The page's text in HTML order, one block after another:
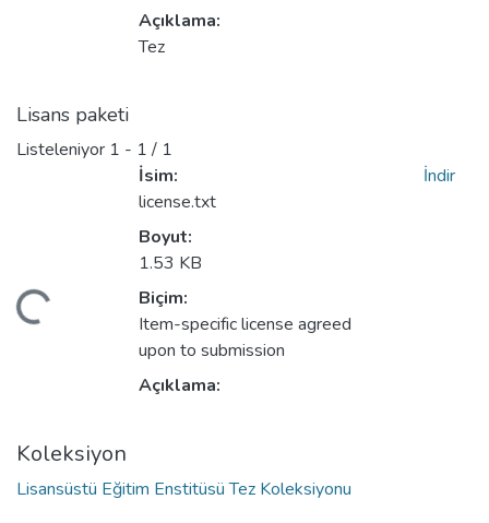
Açıklama:
Tez
Lisans paketi
Listeleniyor 1 - 1 / 1
İsim:
license.txt
Boyut:
1.53 KB
Biçim:
Item-specific license agreed
upon to submission
Açıklama:
İndir
Koleksiyon
Lisansüstü Eğitim Enstitüsü Tez Koleksiyonu